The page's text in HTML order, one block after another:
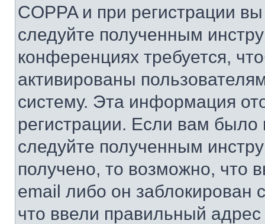
COPPA и при регистрации
следуйте полученным
конференциях требуется,
активированы
систему. Эта информация
регистрации. Если вам
следуйте полученным
получено, то возможно, что
email либо он
что ввели правильный адрес